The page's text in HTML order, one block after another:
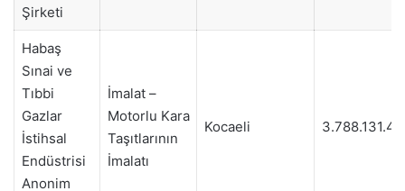
Şirketi
Habaş
Sınai ve
Tıbbi
Gazlar
İstihsal
Endüstrisi
Anonim
İmalat –
Motorlu Kara
Taşıtlarının
İmalatı
Kocaeli